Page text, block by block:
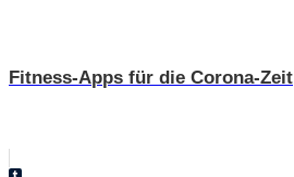
Fitness-Apps für die Corona-Zeit